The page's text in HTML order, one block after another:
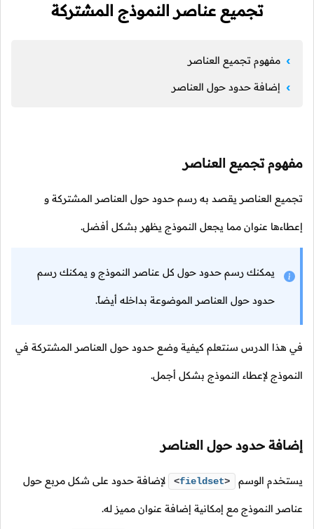
تجميع عناصر النموذج المشتركة
مفهوم تجميع العناصر
إضافة حدود حول العناصر
مفهوم تجميع العناصر
تجميع العناصر يقصد به رسم حدود حول العناصر المشتركة و
إعطاءها عنوان مما يجعل النموذج يظهر بشكل أفضل.
يمكنك رسم حدود حول كل عناصر النموذج و يمكنك رسم
حدود حول العناصر الموضوعة بداخله أيضاً.
في هذا الدرس سنتعلم كيفية وضع حدود حول العناصر المشتركة في
النموذج لإعطاء النموذج بشكل أجمل.
إضافة حدود حول العناصر
يستخدم الوسم <fieldset> لإضافة حدود على شكل مربع حول
عناصر النموذج مع إمكانية إضافة عنوان مميز له.